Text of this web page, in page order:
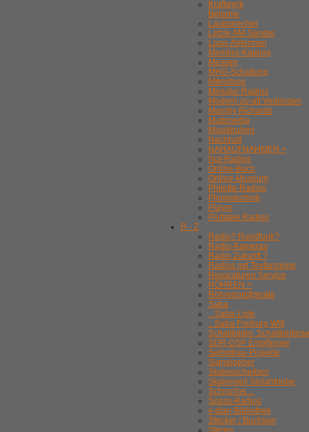
Kraftwerk
Belamie
Lautsprecher
Letzte AM-Sender
Loop-Antennen
Membra-Katalog
Messen
MHG-Schaltung
Mikrofone
Miniatur-Radios
Modern-zu-alt Verbinden
Morphy Richards
Multimedia
Musiktruhen
Nachhall
NAHAUFNAHMEN >
Not-Radios
Online-Buch
Online-Museum
Philetta-Radios
Phonotechnik
Player
Portable Radios
R - Z
Radio? Rundfunk?
Radio-Kameras
Radio Zukunft ?
Radios mit Textanzeige
Reparaturen Service
RÖHREN >
Röhrenprüfgeräte
Saba
.. Saba-Liste
.. Saba Freiburg WIII
Schaltbilder,
SDR-DSP Empfänger
Selbstbau-Projekte
Signalgeber
Skalenscheiben
Skalenseil Seilantriebe
Schnurlos ...
Spass-Radios
s-plan Bibliothek
Stecker / Buchsen
Stereo